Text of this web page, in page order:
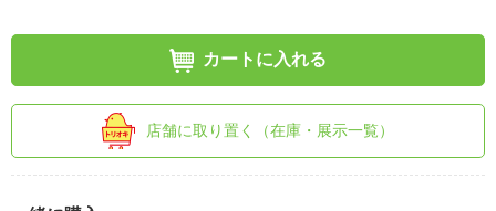
カートに入れる
店舗に取り置く（在庫・展示一覧）